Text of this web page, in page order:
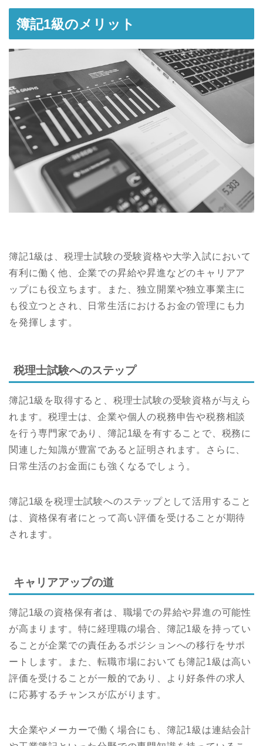
簿記1級のメリット
簿記1級は、税理士試験の受験資格や大学入試において
有利に働く他、企業での昇給や昇進などのキャリアア
ップにも役立ちます。また、独立開業や独立事業主に
も役立つとされ、日常生活におけるお金の管理にも力
を発揮します。
税理士試験へのステップ
簿記1級を取得すると、税理士試験の受験資格が与えら
れます。税理士は、企業や個人の税務申告や税務相談
を行う専門家であり、簿記1級を有することで、税務に
関連した知識が豊富であると証明されます。さらに、
日常生活のお金面にも強くなるでしょう。
簿記1級を税理士試験へのステップとして活用すること
は、資格保有者にとって高い評価を受けることが期待
されます。
キャリアアップの道
簿記1級の資格保有者は、職場での昇給や昇進の可能性
が高まります。特に経理職の場合、簿記1級を持ってい
ることが企業での責任あるポジションへの移行をサポ
ートします。また、転職市場においても簿記1級は高い
評価を受けることが一般的であり、より好条件の求人
に応募するチャンスが広がります。
大企業やメーカーで働く場合にも、簿記1級は連結会計